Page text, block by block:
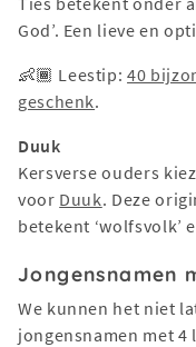
God’. Een lieve en
👶🏾 Leestip:40
geschenk.
Duuk
Kersverse ouders
voor Duuk. Deze
betekent ‘wolfsvolk’
Jongensnamen
We kunnen het niet
jongensnamen met